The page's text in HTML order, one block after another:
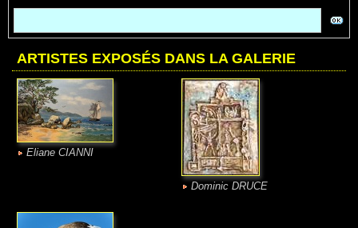
ARTISTES EXPOSÉS DANS LA GALERIE
Eliane CIANNI
Dominic DRUCE